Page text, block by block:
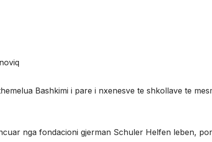
Bashkimi i pare i nxenesve te shkollave te
nga fondacioni gjerman Schuler Helfen leben,